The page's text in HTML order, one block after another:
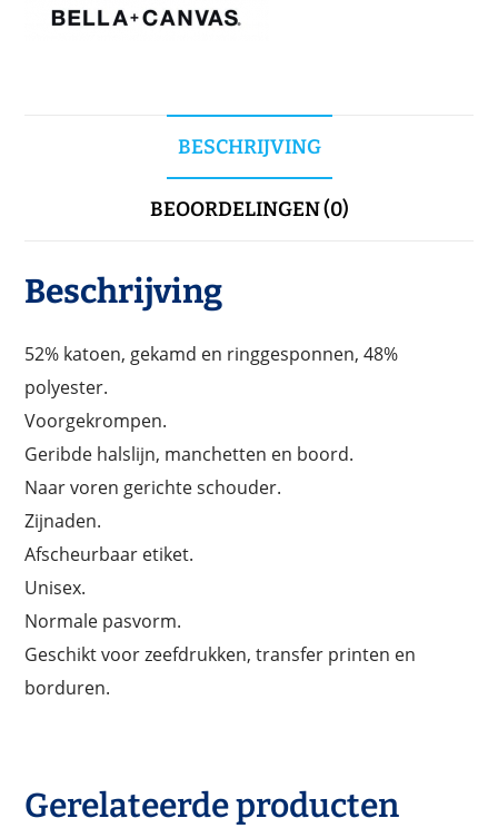
BESCHRIJVING
BEOORDELINGEN (0)
Beschrijving
52% katoen, gekamd en ringgesponnen, 48%
polyester.
Voorgekrompen.
Geribde halslijn, manchetten en boord.
Naar voren gerichte schouder.
Zijnaden.
Afscheurbaar etiket.
Unisex.
Normale pasvorm.
Geschikt voor zeefdrukken, transfer printen en
borduren.
Gerelateerde producten